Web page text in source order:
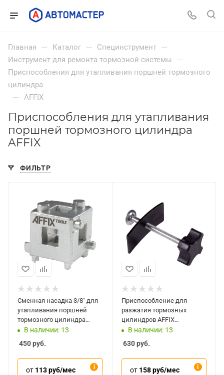
Главная — Каталог — Специнструмент —
Инструмент для ремонта тормозной системы —
Приспособления для утапливания поршней тормозного
цилиндра
— AFFIX
Приспособления для утапливания
поршней тормозного цилиндра
AFFIX
ФИЛЬТР
Сменная насадка 3/8" для
утапливания поршней
тормозного цилиндра
AFFIX AF10200006
В наличии: 13
450руб.
от 113 руб/мес
Приспособление для
разжатия тормозных
цилиндров AFFIX
AF10220003
В наличии: 13
630руб.
от 158 руб/мес